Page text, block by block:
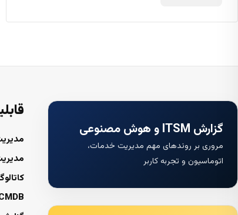
گزارش ITSM و هوش مصنوعی
مروری بر روندهای مهم مدیریت خدمات،
اتوماسیون و تجربه کاربر